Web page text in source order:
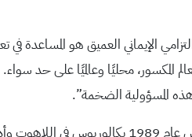
الإيماني العميق هو المساعدة في
محليًا وعالميًا على حد سواء.
المسؤولية الضخمة”.
ولد اليتيم ونشأ في بلدة بيت جالا الفلسطينية، وحصل على بكالوريوس في